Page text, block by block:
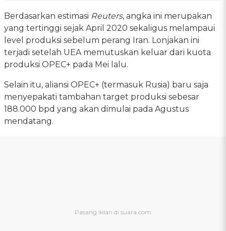
Berdasarkan estimasi Reuters, angka ini merupakan
yang tertinggi sejak April 2020 sekaligus melampaui
level produksi sebelum perang Iran. Lonjakan ini
terjadi setelah UEA memutuskan keluar dari kuota
produksi OPEC+ pada Mei lalu.
Selain itu, aliansi OPEC+ (termasuk Rusia) baru saja
menyepakati tambahan target produksi sebesar
188.000 bpd yang akan dimulai pada Agustus
mendatang.